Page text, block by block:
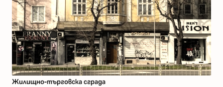
Жилищно-търговска сграда